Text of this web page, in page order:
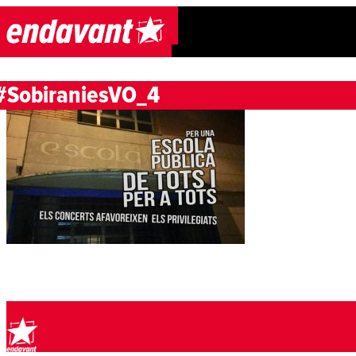
Skip to content